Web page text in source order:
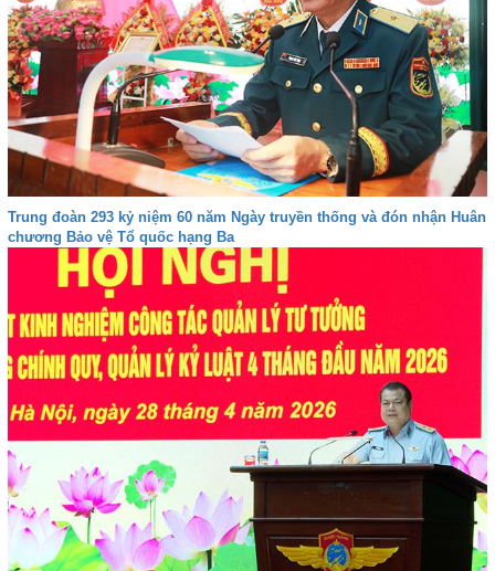
Trung đoàn 293 kỷ niệm 60 năm Ngày truyền thống và đón nhận Huân
chương Bảo vệ Tổ quốc hạng Ba